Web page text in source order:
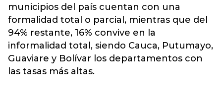
municipios del país cuentan con una
formalidad total o parcial, mientras que del
94% restante, 16% convive en la
informalidad total, siendo Cauca, Putumayo,
Guaviare y Bolívar los departamentos con
las tasas más altas.